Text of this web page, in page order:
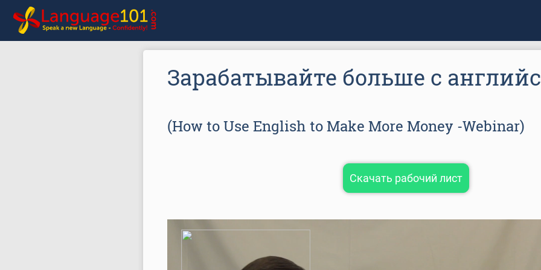
Зарабатывайте больше с
(How to Use English to Make More Money -Webinar)
Скачать рабочий лист